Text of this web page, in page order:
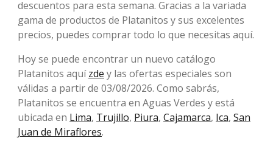
descuentos para esta semana. Gracias a la variada
gama de productos de Platanitos y sus excelentes
precios, puedes comprar todo lo que necesitas aquí.
Hoy se puede encontrar un nuevo catálogo
Platanitos aquízde y las ofertas especiales son
válidas a partir de 03/08/2026. Como sabrás,
Platanitos se encuentra en Aguas Verdes y está
ubicada en Lima, Trujillo, Piura, Cajamarca, Ica, San
Juan de Miraflores.